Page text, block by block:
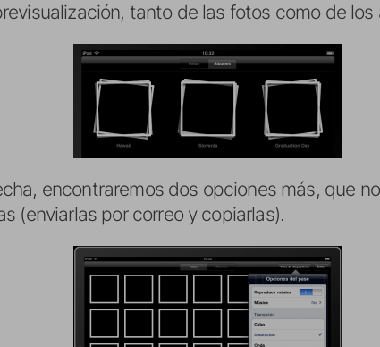
tanto de las fotos como de
encontraremos dos opciones más, que
(enviarlas por correo y copiarlas).